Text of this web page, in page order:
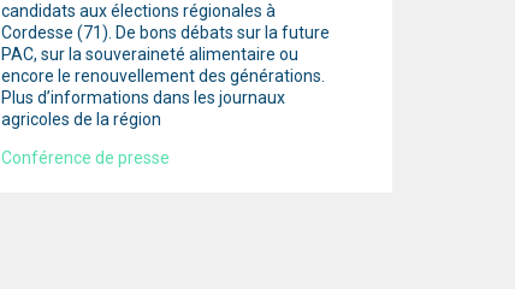
candidats aux élections régionales à
Cordesse (71). De bons débats sur la future
PAC, sur la souveraineté alimentaire ou
encore le renouvellement des générations.
Plus d’informations dans les journaux
agricoles de la région
Conférence de presse